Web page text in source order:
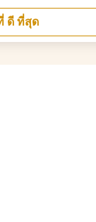
ดี ที่สุด